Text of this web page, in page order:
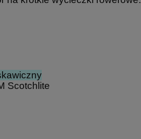
Scotchlite